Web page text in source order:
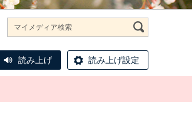
読み上げ 読み上げ設定